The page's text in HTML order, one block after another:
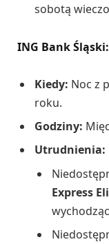
sobotą
ING Bank Śląski:
Kiedy: Noc z
roku.
Godziny:
Utrudnienia:
Express